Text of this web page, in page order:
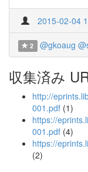
2015-02-04
2 @gkoaug
収集済み
http://
001.pdf (1)
https://
001.pdf (4)
https://
(2)